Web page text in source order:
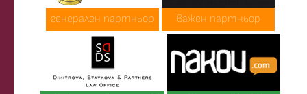
генерален партньор важен партньор